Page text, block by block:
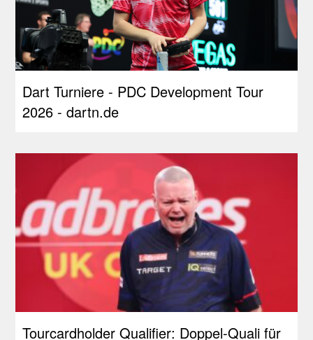
Dart Turniere - PDC Development Tour
2026 - dartn.de
Tourcardholder Qualifier: Doppel-Quali für